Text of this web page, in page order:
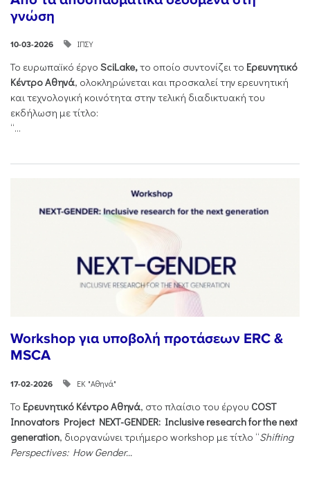
γνώση
10-03-2026 ΙΠΣΥ
Το ευρωπαϊκό έργο SciLake,το οποίο συντονίζει το Ερευνητικό
Κέντρο Αθηνά, ολοκληρώνεται και προσκαλεί την ερευνητική
και τεχνολογική κοινότητα στην τελική διαδικτυακή του
εκδήλωση με τίτλο:
“...
Workshop για υποβολή προτάσεων ERC &
MSCA
17-02-2026 ΕΚ "Αθηνά"
Το Ερευνητικό Κέντρο Αθηνά, στο πλαίσιο του έργου COST
Innovators Project NEXT-GENDER: Inclusive research for the next
generation, διοργανώνει τριήμερο workshop με τίτλο “Shifting
Perspectives: How Gender...